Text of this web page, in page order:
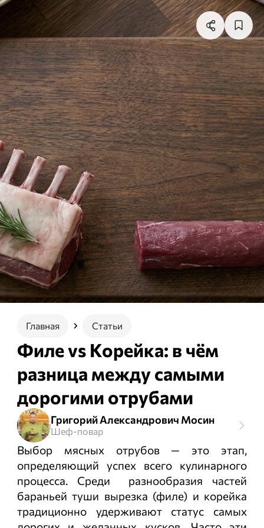
Главная Статьи
Филе vs Корейка: в чём
разница между самыми
дорогими отрубами
Григорий Александрович Мосин
Шеф-повар
Выбор мясных отрубов — это этап,
определяющий успех всего кулинарного
процесса. Среди разнообразия частей
бараньей туши вырезка (филе) и корейка
традиционно удерживают статус самых